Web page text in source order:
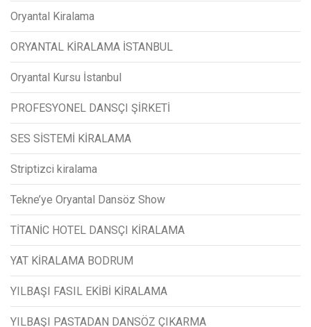
Oryantal Kiralama
ORYANTAL KİRALAMA İSTANBUL
Oryantal Kursu İstanbul
PROFESYONEL DANSÇI ŞİRKETİ
SES SİSTEMİ KİRALAMA
Striptizci kiralama
Tekne’ye Oryantal Dansöz Show
TİTANİC HOTEL DANSÇI KİRALAMA
YAT KİRALAMA BODRUM
YILBAŞI FASIL EKİBİ KİRALAMA
YILBAŞI PASTADAN DANSÖZ ÇIKARMA